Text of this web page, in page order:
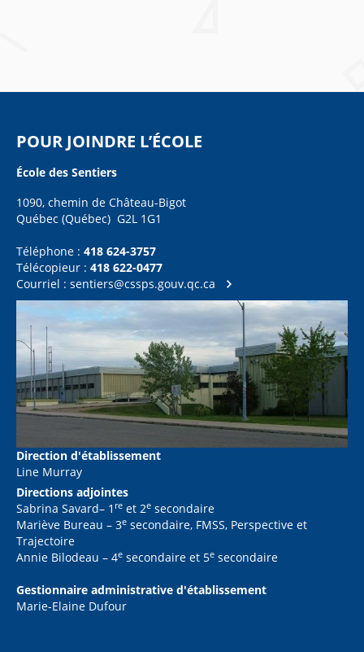
POUR JOINDRE L’ÉCOLE
École des Sentiers
1090, chemin de Château-Bigot
Québec (Québec) G2L 1G1
Téléphone : 418 624-3757
Télécopieur : 418 622-0477
Courriel : sentiers@cssps.gouv.qc.ca
Direction d'établissement
Line Murray
Directions adjointes
Sabrina Savard– 1 re et 2e secondaire
Mariève Bureau – 3e secondaire, FMSS, Perspective et
Trajectoire
Annie Bilodeau – 4e secondaire et 5e secondaire
Gestionnaire administrative d'établissement
Marie-Elaine Dufour